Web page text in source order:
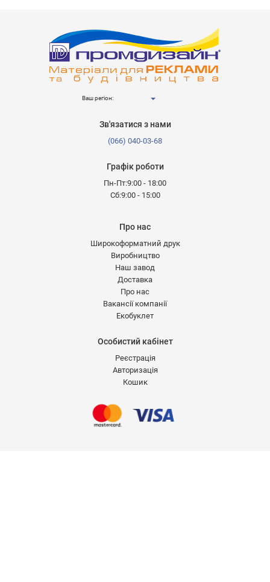
Ваш регіон:
Зв'язатися з нами
(066) 040-03-68
Графік роботи
Пн-Пт:9:00 - 18:00
Сб:9:00 - 15:00
Про нас
Широкоформатний друк
Виробництво
Наш завод
Доставка
Про нас
Вакансії компанії
Екобуклет
Особистий кабінет
Реєстрація
Авторизація
Кошик